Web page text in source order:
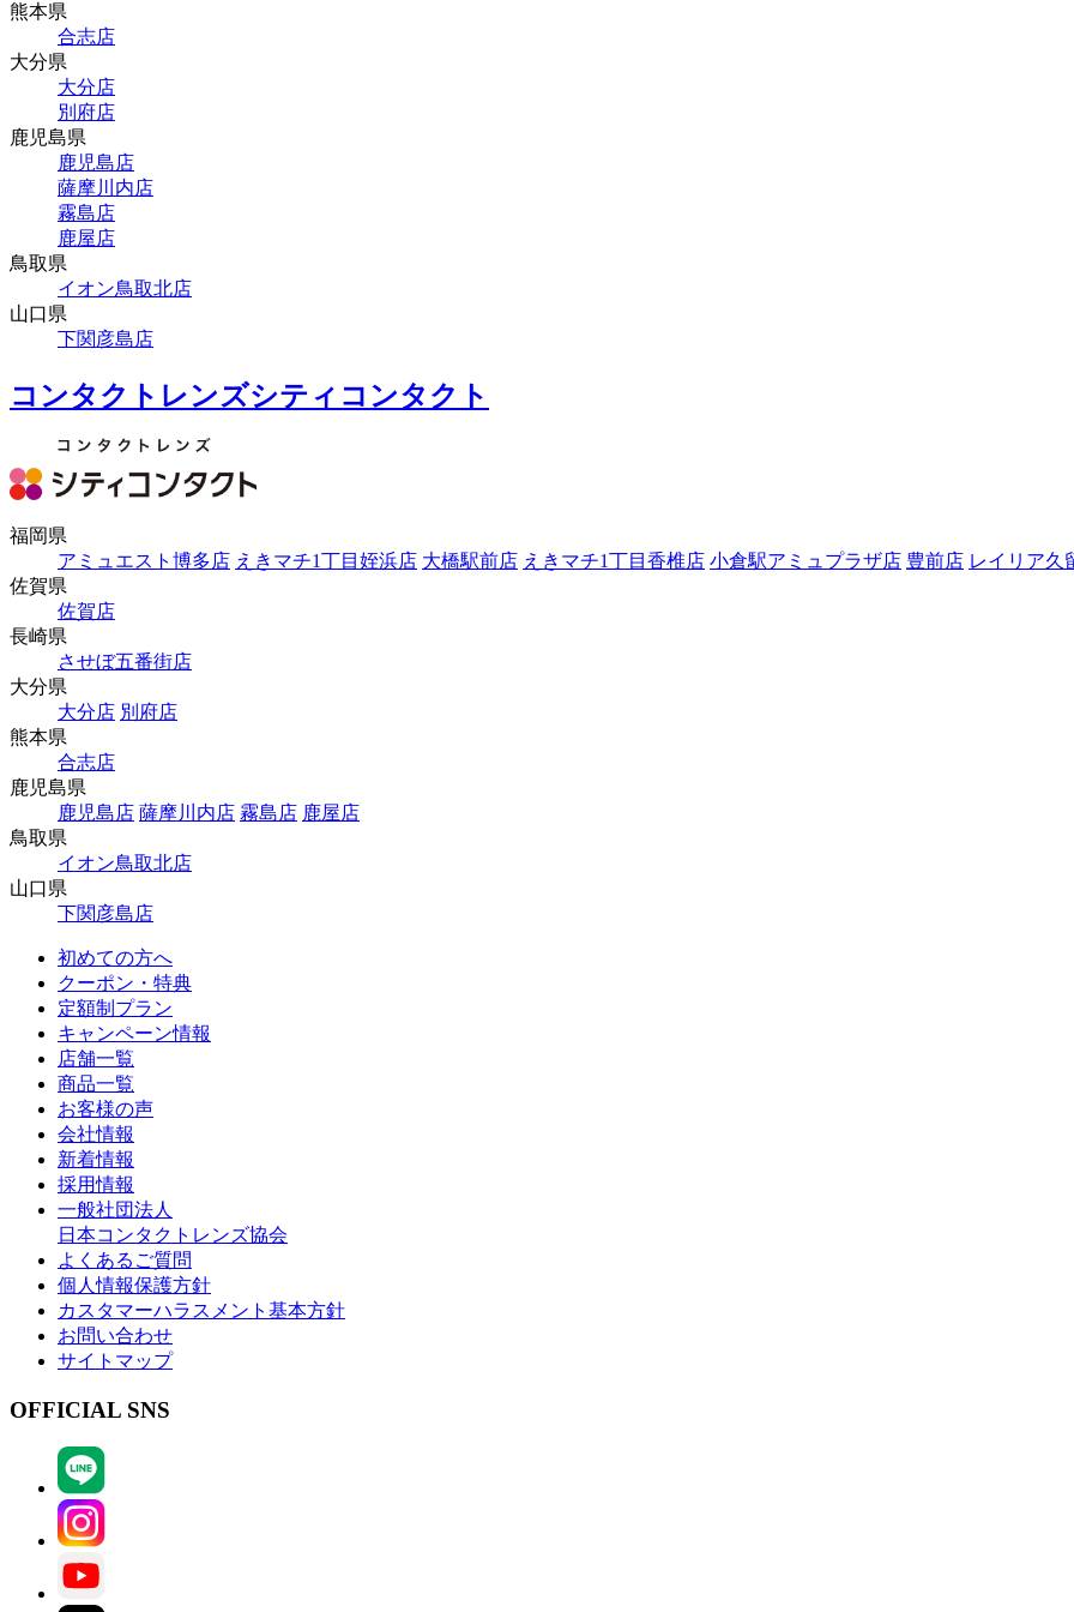
熊本県
合志店
大分県
大分店
別府店
鹿児島県
鹿児島店
薩摩川内店
霧島店
鹿屋店
鳥取県
イオン鳥取北店
山口県
下関彦島店
コンタクトレンズシティコンタクト
福岡県
アミュエスト博多店 えきマチ1丁目姪浜店 大橋駅前店 えきマチ1丁目香椎店 小倉駅アミュプラザ店 豊前店 レイリア久
佐賀県
佐賀店
長崎県
させぼ五番街店
大分県
大分店 別府店
熊本県
合志店
鹿児島県
鹿児島店 薩摩川内店 霧島店 鹿屋店
鳥取県
イオン鳥取北店
山口県
下関彦島店
初めての方へ
クーポン・特典
定額制プラン
キャンペーン情報
店舗一覧
商品一覧
お客様の声
会社情報
新着情報
採用情報
一般社団法人
日本コンタクトレンズ協会
よくあるご質問
個人情報保護方針
カスタマーハラスメント基本方針
お問い合わせ
サイトマップ
OFFICIAL SNS